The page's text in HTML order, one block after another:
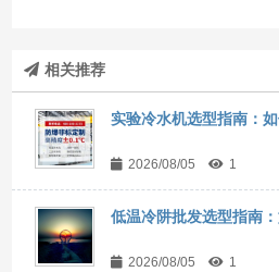
相关推荐
实验冷水机选型指南：
2026/08/05 1
低温冷阱批发选型指南
2026/08/05 1